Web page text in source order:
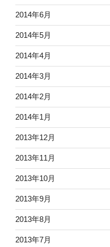
2014年6月
2014年5月
2014年4月
2014年3月
2014年2月
2014年1月
2013年12月
2013年11月
2013年10月
2013年9月
2013年8月
2013年7月